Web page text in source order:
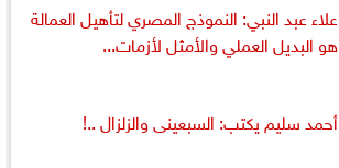
علاء عبد النبي: النموذج المصري لتأهيل العمالة
هو البديل العملي والأمثل لأزمات...
أحمد سليم يكتب: السبعينى والزلزال ..!